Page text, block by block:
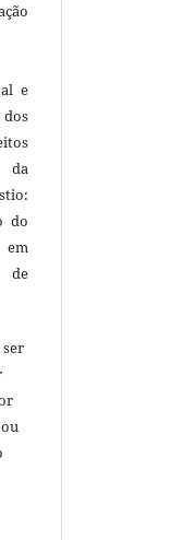
e
da
do
em
de